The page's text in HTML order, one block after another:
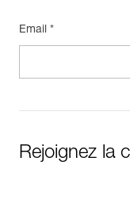
Email *
Rejoignez la